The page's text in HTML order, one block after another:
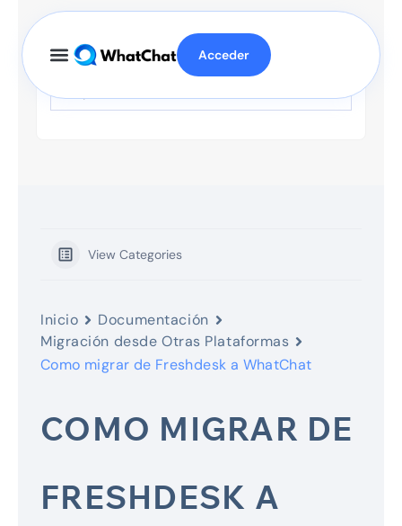
Acceder
View Categories
Inicio
Documentación
Migración desde Otras Plataformas
Como migrar de Freshdesk a WhatChat
COMO MIGRAR DE
FRESHDESK A